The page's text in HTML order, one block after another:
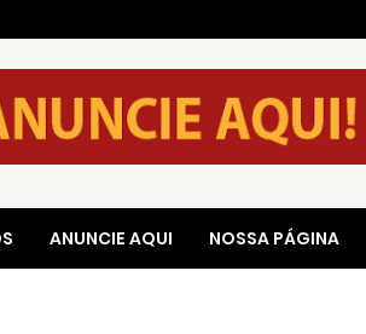
ANUNCIE AQUI NOSSA PÁGINA